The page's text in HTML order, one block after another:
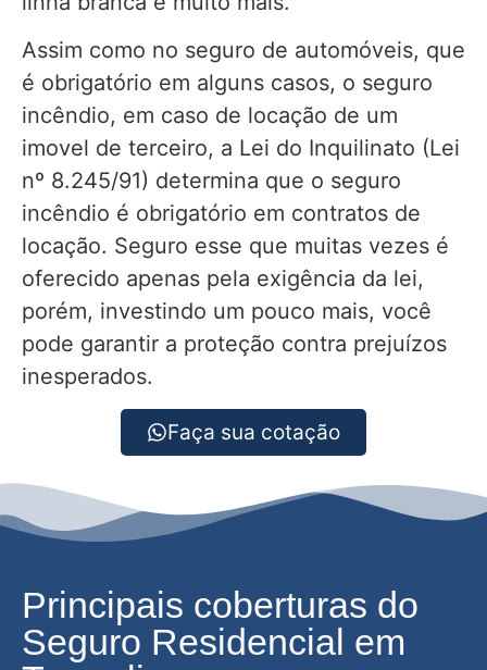
Assim como no seguro de automóveis, que
é obrigatório em alguns casos, o seguro
incêndio, em caso de locação de um
imovel de terceiro, a Lei do Inquilinato (Lei
nº 8.245/91) determina que o seguro
incêndio é obrigatório em contratos de
locação. Seguro esse que muitas vezes é
oferecido apenas pela exigência da lei,
porém, investindo um pouco mais, você
pode garantir a proteção contra prejuízos
inesperados.
Faça sua cotação
Principais coberturas do
Seguro Residencial em